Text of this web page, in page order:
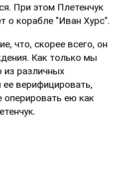
При этом Плетенчук
о корабле "Иван Хурс".
что, скорее всего, он
Как только мы
различных
верифицировать,
ею как